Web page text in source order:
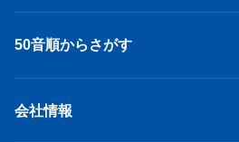
50音順からさがす
会社情報